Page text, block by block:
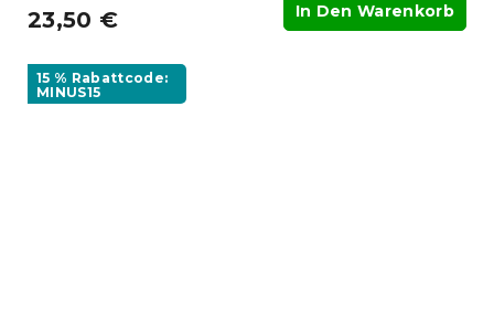
23,50 € In Den Warenkorb
15 % Rabattcode:
MINUS15